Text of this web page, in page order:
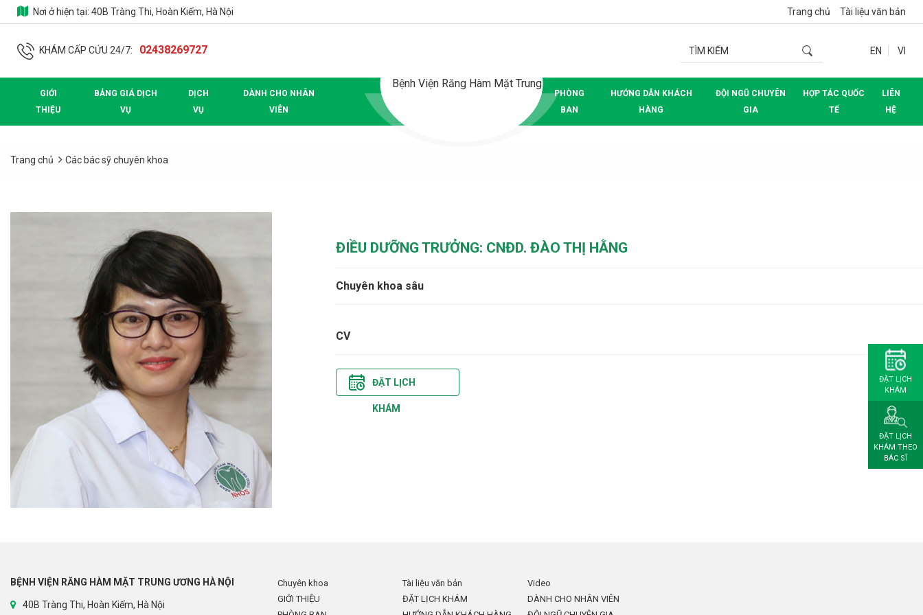
Nơi ở hiện tại: 40B Tràng Thi, Hoàn Kiếm, Hà Nội Trang chủ Tài liệu văn bản
KHÁM CẤP CỨU 24/7: 02438269727 EN VI
GIỚI
THIỆU
BẢNG GIÁ DỊCH
VỤ
DỊCH
VỤ
DÀNH CHO NHÂN
VIÊN
PHÒNG
BAN
HƯỚNG DẪN KHÁCH
HÀNG
ĐỘI NGŨ CHUYÊN
GIA
HỢP TÁC QUỐC
TẾ
LIÊN
HỆ
Trang chủ Các bác sỹ chuyên khoa
ĐIỀU DƯỠNG TRƯỞNG: CNĐD. ĐÀO THỊ HẰNG
Chuyên khoa sâu
CV
ĐẶT LỊCH
KHÁM
BỆNH VIỆN RĂNG HÀM MẶT TRUNG ƯƠNG HÀ NỘI
40B Tràng Thi, Hoàn Kiếm, Hà Nội
Chuyên khoa Tài liệu văn bản
Video
GIỚI THIỆU
ĐẶT LỊCH KHÁM
DÀNH CHO NHÂN VIÊN
ĐẶT LỊCH
KHÁM
ĐẶT LỊCH
KHÁM THEO
BÁC SĨ